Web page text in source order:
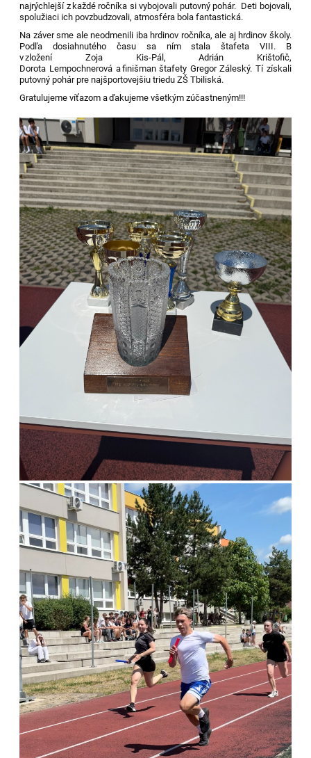
najrýchlejší z každé ročníka si vybojovali putovný pohár. Deti bojovali,
spolužiaci ich povzbudzovali, atmosféra bola fantastická.
Na záver sme ale neodmenili iba hrdinov ročníka, ale aj hrdinov školy.
Podľa dosiahnutého času sa ním stala štafeta VIII. B
v zložení Zoja Kis-Pál, Adrián Krištofič,
Dorota Lempochnerová a finišman štafety Gregor Záleský. Tí získali
putovný pohár pre najšportovejšiu triedu ZŠ Tbiliská.
Gratulujeme víťazom a ďakujeme všetkým zúčastneným!!!